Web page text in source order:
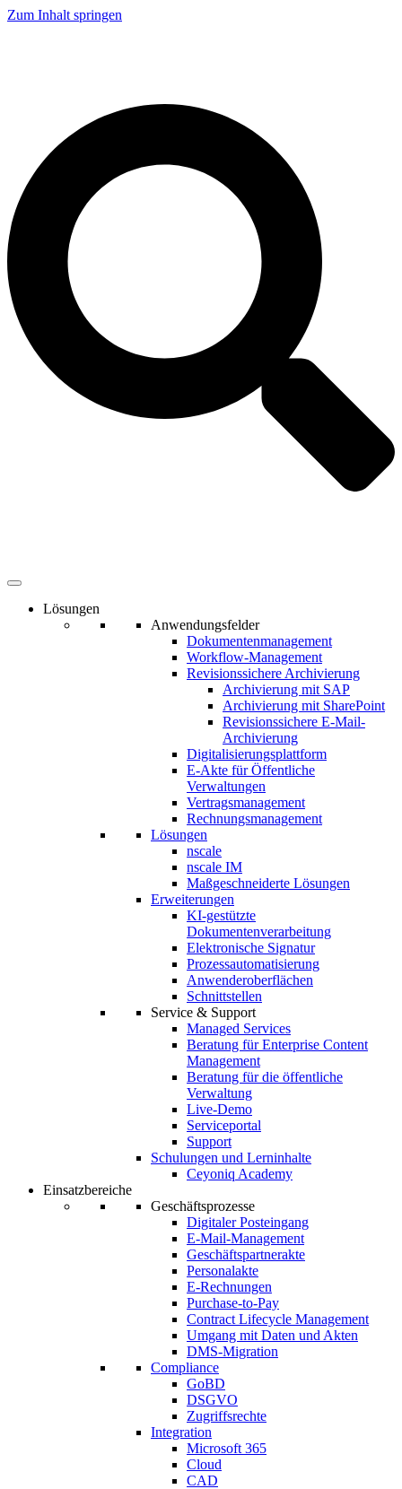
Zum Inhalt springen
Lösungen
Anwendungsfelder
Dokumentenmanagement
Workflow-Management
Revisionssichere Archivierung
Archivierung mit SAP
Archivierung mit SharePoint
Revisionssichere E-Mail-
Archivierung
Digitalisierungsplattform
E-Akte für Öffentliche
Verwaltungen
Vertragsmanagement
Rechnungsmanagement
Lösungen
nscale
nscale IM
Maßgeschneiderte Lösungen
Erweiterungen
KI-gestützte
Dokumentenverarbeitung
Elektronische Signatur
Prozessautomatisierung
Anwenderoberflächen
Schnittstellen
Service & Support
Managed Services
Beratung für Enterprise Content
Management
Beratung für die öffentliche
Verwaltung
Live-Demo
Serviceportal
Support
Schulungen und Lerninhalte
Ceyoniq Academy
Einsatzbereiche
Geschäftsprozesse
Digitaler Posteingang
E-Mail-Management
Geschäftspartnerakte
Personalakte
E-Rechnungen
Purchase-to-Pay
Contract Lifecycle Management
Umgang mit Daten und Akten
DMS-Migration
Compliance
GoBD
DSGVO
Zugriffsrechte
Integration
Microsoft 365
Cloud
CAD